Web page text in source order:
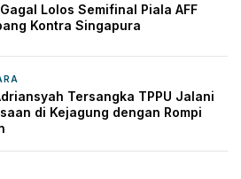
Lolos Semifinal Piala AFF
Kontra Singapura
Tersangka TPPU Jalani
di Kejagung dengan Rompi